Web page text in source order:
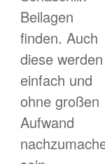
Beilagen
finden. Auch
diese werden
einfach und
ohne großen
Aufwand